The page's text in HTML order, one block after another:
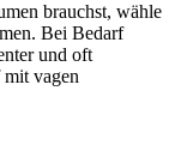
brauchst, wähle
Bei Bedarf
und oft
mit vagen